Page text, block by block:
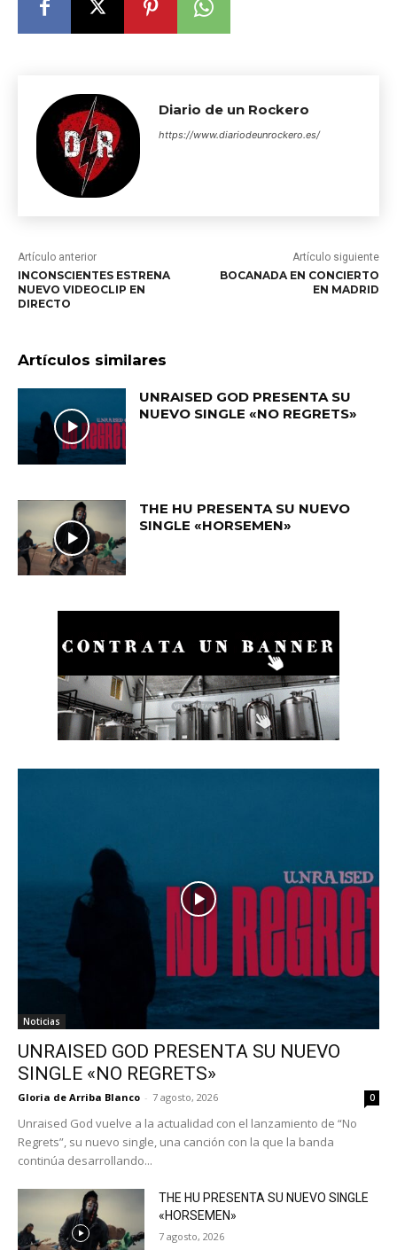
Diario de un Rockero
https://www.diariodeunrockero.es/
Artículo anterior
INCONSCIENTES ESTRENA
NUEVO VIDEOCLIP EN
DIRECTO
Artículo siguiente
BOCANADA EN CONCIERTO
EN MADRID
Artículos similares
UNRAISED GOD PRESENTA SU
NUEVO SINGLE «NO REGRETS»
THE HU PRESENTA SU NUEVO
SINGLE «HORSEMEN»
Noticias
UNRAISED GOD PRESENTA SU NUEVO
SINGLE «NO REGRETS»
Gloria de Arriba Blanco - 7 agosto, 2026 0
Unraised God vuelve a la actualidad con el lanzamiento de “No
Regrets”, su nuevo single, una canción con la que la banda
continúa desarrollando...
THE HU PRESENTA SU NUEVO SINGLE
«HORSEMEN»
7 agosto, 2026